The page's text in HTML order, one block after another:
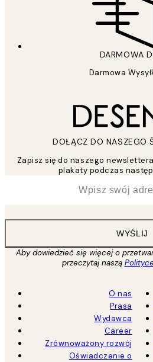
DARMOWA
Darmowa
DOŁĄCZ DO NASZEGO
Zapisz się do naszego
plakaty podczas
WYŚLIJ
Aby dowiedzieć się więcej o
przeczytaj naszą
O nas
Prasa
Wydawca
Career
Zrównoważony rozwój
Oświadczenie o